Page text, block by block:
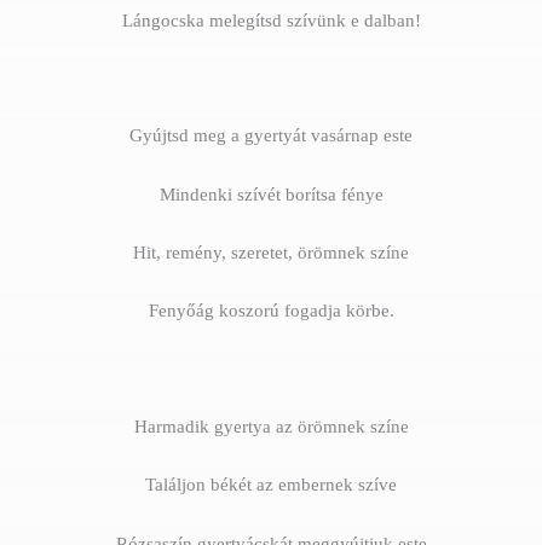
Lángocska melegítsd szívünk e dalban!
Gyújtsd meg a gyertyát vasárnap este
Mindenki szívét borítsa fénye
Hit, remény, szeretet, örömnek színe
Fenyőág koszorú fogadja körbe.
Harmadik gyertya az örömnek színe
Találjon békét az embernek szíve